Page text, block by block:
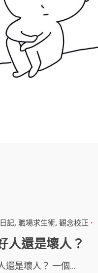
記 職場求生術 觀念校正
人還是壞人？
還是壞人？ 一個...